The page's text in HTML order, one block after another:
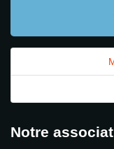
Notre